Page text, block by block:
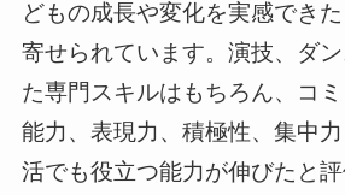
どもの成長や変化を実感でき
寄せられています。演技、ダ
た専門スキルはもちろん、コ
能力、表現力、積極性、集中
活でも役立つ能力が伸びたと